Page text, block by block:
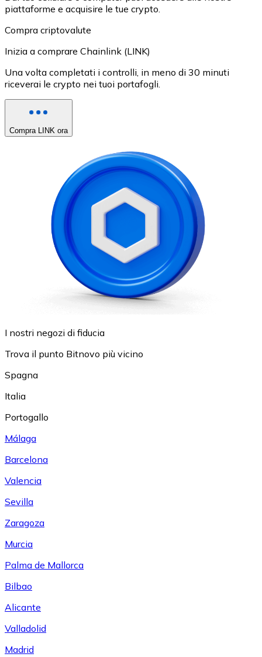
piattaforme e acquisire le tue crypto.
Compra criptovalute
Inizia a comprare Chainlink (LINK)
Una volta completati i controlli, in meno di 30 minuti
riceverai le crypto nei tuoi portafogli.
Compra LINK ora
I nostri negozi di fiducia
Trova il punto Bitnovo più vicino
Spagna
Italia
Portogallo
Málaga
Barcelona
Valencia
Sevilla
Zaragoza
Murcia
Palma de Mallorca
Bilbao
Alicante
Valladolid
Madrid